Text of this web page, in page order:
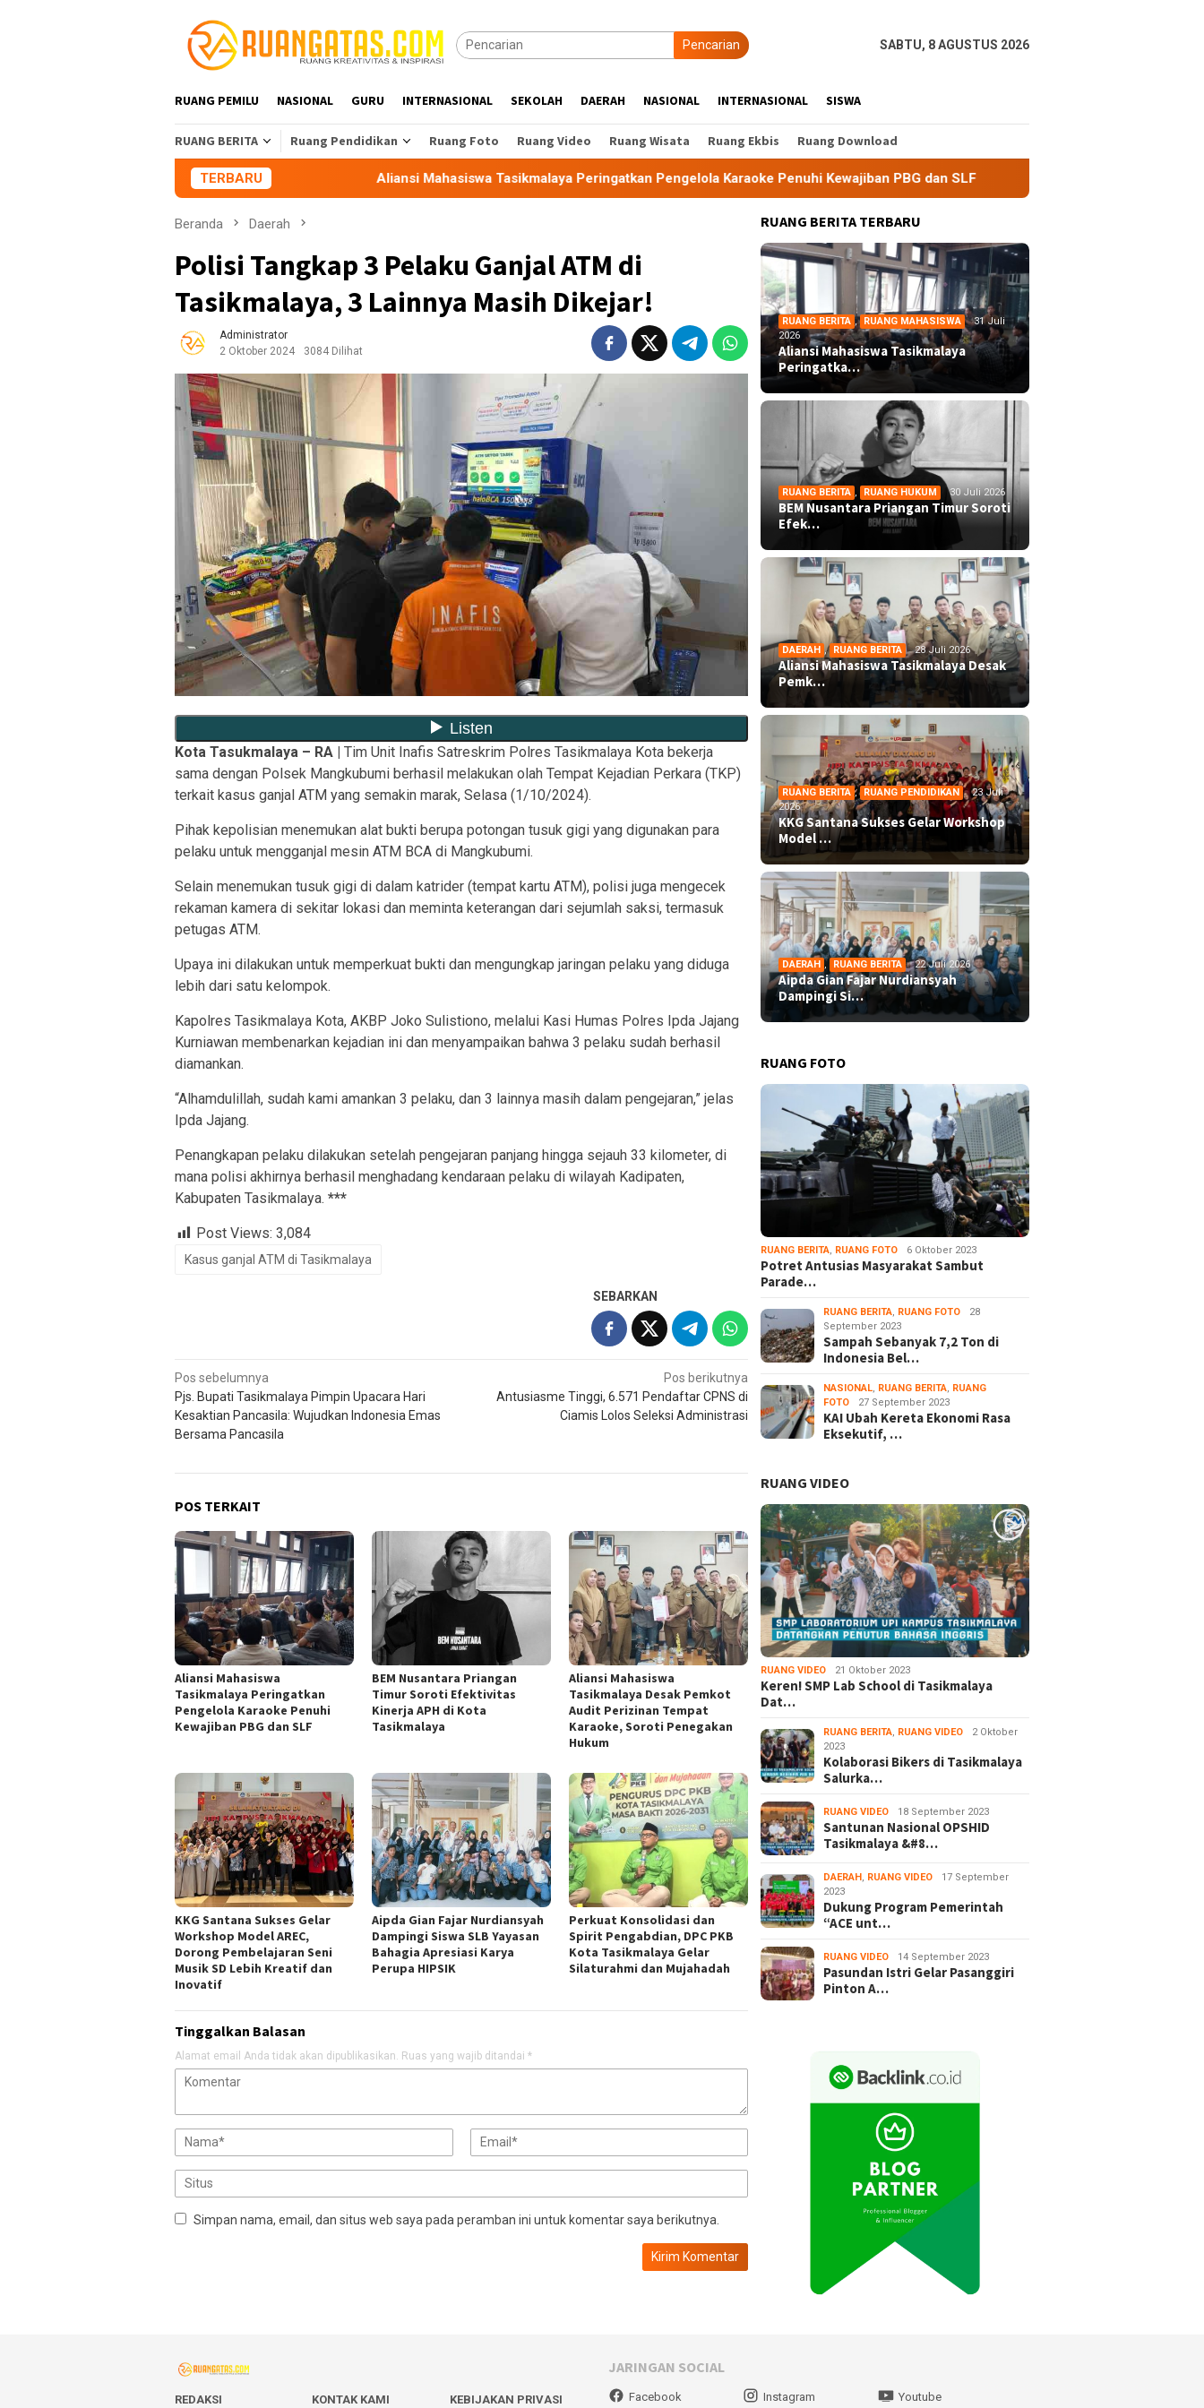
Pencarian SABTU, 8 AGUSTUS 2026
RUANG PEMILU NASIONAL GURU INTERNASIONAL SEKOLAH DAERAH NASIONAL INTERNASIONAL SISWA
RUANG BERITA Ruang Pendidikan Ruang Foto Ruang Video Ruang Wisata Ruang Ekbis Ruang Download
TERBARU Aliansi Mahasiswa Tasikmalaya Peringatkan Pengelola Karaoke Penuhi Kewajiban PBG dan SLF BEM Nusantara Priangan Timur Soroti
Beranda Daerah
Polisi Tangkap 3 Pelaku Ganjal ATM di
Tasikmalaya, 3 Lainnya Masih Dikejar!
Administrator
2 Oktober 2024
3084 Dilihat
Kota Tasukmalaya – RA
Tim Unit Inafis Satreskrim Polres Tasikmalaya Kota bekerja
sama dengan Polsek Mangkubumi berhasil melakukan olah Tempat Kejadian Perkara (TKP)
terkait kasus ganjal ATM yang semakin marak, Selasa (1/10/2024).
Pihak kepolisian menemukan alat bukti berupa potongan tusuk gigi yang digunakan para
pelaku untuk mengganjal mesin ATM BCA di Mangkubumi.
Selain menemukan tusuk gigi di dalam katrider (tempat kartu ATM), polisi juga mengecek
rekaman kamera di sekitar lokasi dan meminta keterangan dari sejumlah saksi, termasuk
petugas ATM.
Upaya ini dilakukan untuk memperkuat bukti dan mengungkap jaringan pelaku yang diduga
lebih dari satu kelompok.
Kapolres Tasikmalaya Kota, AKBP Joko Sulistiono, melalui Kasi Humas Polres Ipda Jajang
Kurniawan membenarkan kejadian ini dan menyampaikan bahwa 3 pelaku sudah berhasil
diamankan.
“Alhamdulillah, sudah kami amankan 3 pelaku, dan 3 lainnya masih dalam pengejaran,” jelas
Ipda Jajang.
Penangkapan pelaku dilakukan setelah pengejaran panjang hingga sejauh 33 kilometer, di
mana polisi akhirnya berhasil menghadang kendaraan pelaku di wilayah Kadipaten,
Kabupaten Tasikmalaya. ***
Post Views: 3,084
Kasus ganjal ATM di Tasikmalaya
SEBARKAN
Navigasi
pos
Pos sebelumnya
Pjs. Bupati Tasikmalaya Pimpin Upacara Hari
Kesaktian Pancasila: Wujudkan Indonesia Emas
Bersama Pancasila
Pos berikutnya
Antusiasme Tinggi, 6.571 Pendaftar CPNS di
Ciamis Lolos Seleksi Administrasi
POS TERKAIT
Aliansi Mahasiswa
Tasikmalaya Peringatkan
Pengelola Karaoke Penuhi
Kewajiban PBG dan SLF
BEM Nusantara Priangan
Timur Soroti Efektivitas
Kinerja APH di Kota
Tasikmalaya
Aliansi Mahasiswa
Tasikmalaya Desak Pemkot
Audit Perizinan Tempat
Karaoke, Soroti Penegakan
Hukum
KKG Santana Sukses Gelar
Workshop Model AREC,
Dorong Pembelajaran Seni
Musik SD Lebih Kreatif dan
Inovatif
Aipda Gian Fajar Nurdiansyah
Dampingi Siswa SLB Yayasan
Bahagia Apresiasi Karya
Perupa HIPSIK
Perkuat Konsolidasi dan
Spirit Pengabdian, DPC PKB
Kota Tasikmalaya Gelar
Silaturahmi dan Mujahadah
Tinggalkan Balasan
Alamat email Anda tidak akan dipublikasikan. Ruas yang wajib ditandai *
Simpan nama, email, dan situs web saya pada peramban ini untuk komentar saya berikutnya.
RUANG BERITA TERBARU
RUANG BERITA , RUANG MAHASISWA
31 Juli
2026
Aliansi Mahasiswa Tasikmalaya
Peringatka…
RUANG BERITA , RUANG HUKUM 30 Juli 2026
BEM Nusantara Priangan Timur Soroti
Efek…
DAERAH , RUANG BERITA 28 Juli 2026
Aliansi Mahasiswa Tasikmalaya Desak
Pemk…
RUANG BERITA , RUANG PENDIDIKAN
23 Juli
2026
KKG Santana Sukses Gelar Workshop
Model …
DAERAH , RUANG BERITA 22 Juli 2026
Aipda Gian Fajar Nurdiansyah
Dampingi Si…
RUANG FOTO
RUANG BERITA, RUANG FOTO 6 Oktober 2023
Potret Antusias Masyarakat Sambut
Parade…
RUANG BERITA, RUANG FOTO
28
September 2023
Sampah Sebanyak 7,2 Ton di
Indonesia Bel…
NASIONAL, RUANG BERITA, RUANG
FOTO
27 September 2023
KAI Ubah Kereta Ekonomi Rasa
Eksekutif, …
RUANG VIDEO
RUANG VIDEO 21 Oktober 2023
Keren! SMP Lab School di Tasikmalaya
Dat…
RUANG BERITA, RUANG VIDEO
2 Oktober
2023
Kolaborasi Bikers di Tasikmalaya
Salurka…
RUANG VIDEO 18 September 2023
Santunan Nasional OPSHID
Tasikmalaya &#8…
DAERAH , RUANG VIDEO
17 September
2023
Dukung Program Pemerintah
“ACE unt…
RUANG VIDEO 14 September 2023
Pasundan Istri Gelar Pasanggiri
Pinton A…
REDAKSI KONTAK KAMI KEBIJAKAN PRIVASI
JARINGAN SOCIAL
Facebook Instagram Youtube